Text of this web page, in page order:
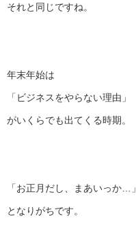
それと同じですね。
年末年始は
「ビジネスをやらない理由」
がいくらでも出てくる時期。
「お正月だし、まあいっか…」
となりがちです。